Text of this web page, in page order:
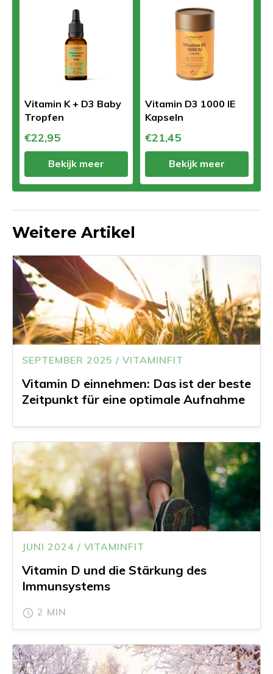
Vitamin K + D3 Baby
Tropfen
€22,95
Bekijk meer
Vitamin D3 1000 IE
Kapseln
€21,45
Bekijk meer
Weitere Artikel
SEPTEMBER 2025 / VITAMINFIT
Vitamin D einnehmen: Das ist der beste
Zeitpunkt für eine optimale Aufnahme
JUNI 2024 / VITAMINFIT
Vitamin D und die Stärkung des
Immunsystems
2 MIN